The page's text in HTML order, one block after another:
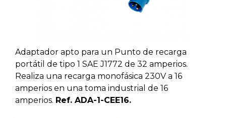
Adaptador apto para un Punto de recarga
portátil de tipo 1 SAE J1772 de 32 amperios.
Realiza una recarga monofásica 230V a 16
amperios en una toma industrial de 16
amperios. Ref. ADA-1-CEE16.